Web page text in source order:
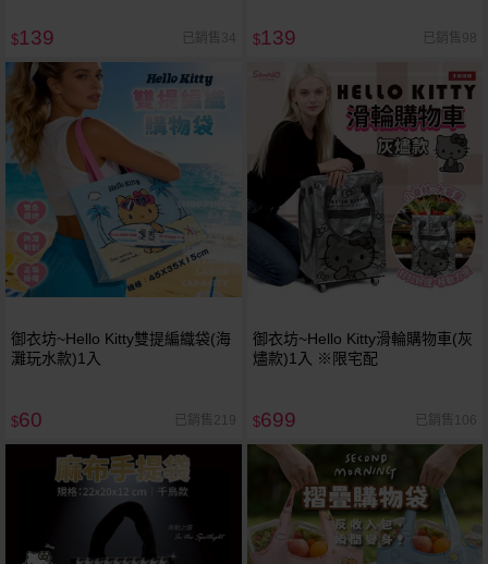
$139 已銷售34 $139 已銷售98
御衣坊~Hello Kitty雙提編織袋(海
灘玩水款)1入
$60 已銷售219
御衣坊~Hello Kitty滑輪購物車(灰
燼款)1入 ※限宅配
$699 已銷售106